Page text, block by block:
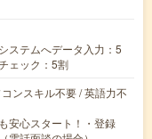
ステムへデータ入力：5
ェック：5割
ンスキル不要 / 英語力不
安心スタート！・登録